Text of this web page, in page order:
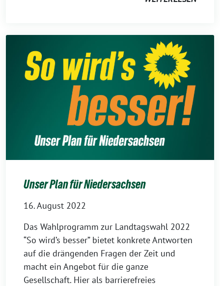
Unser Plan für Niedersachsen
16. August 2022
Das Wahlprogramm zur Landtagswahl 2022
“So wird’s besser” bietet konkrete Antworten
auf die drängenden Fragen der Zeit und
macht ein Angebot für die ganze
Gesellschaft. Hier als barrierefreies